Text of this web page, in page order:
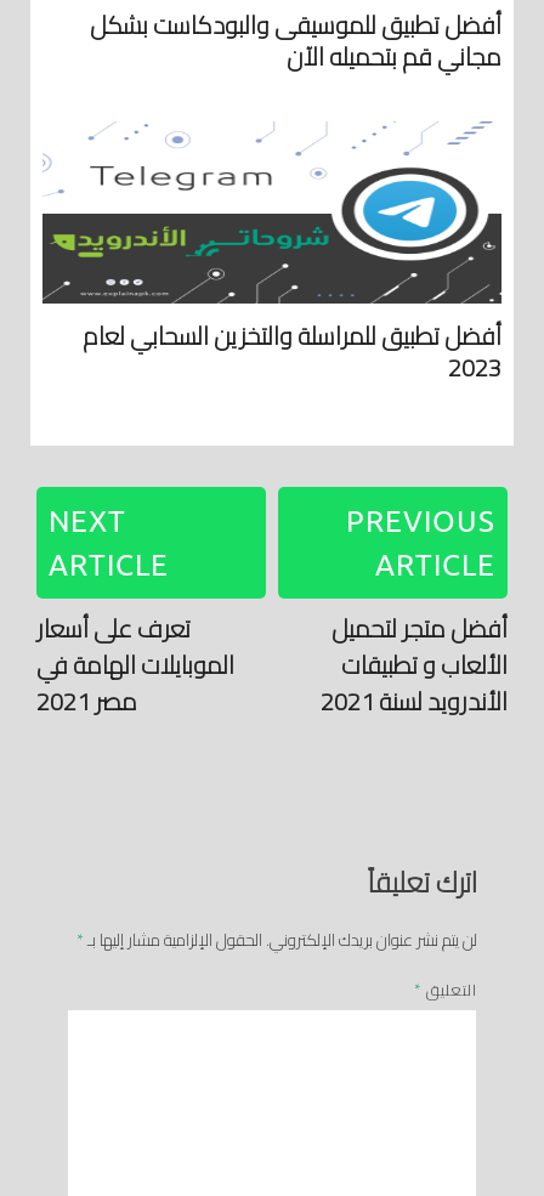
أفضل تطبيق للموسيقى والبودكاست بشكل
مجاني قم بتحميله الآن
أفضل تطبيق للمراسلة والتخزين السحابي لعام
2023
PREVIOUS
ARTICLE
أفضل متجر لتحميل
الألعاب و تطبيقات
الأندرويد لسنة 2021
NEXT
ARTICLE
تعرف على أسعار
الموبايلات الهامة في
مصر 2021
اترك تعليقاً
لن يتم نشر عنوان بريدك الإلكتروني.الحقول الإلزامية مشار إليها بـ*
التعليق *